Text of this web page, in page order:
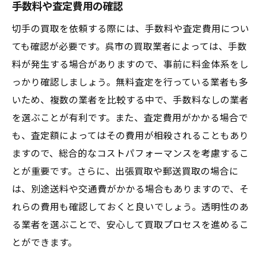
手数料や査定費用の確認
切手の買取を依頼する際には、手数料や査定費用につい
ても確認が必要です。呉市の買取業者によっては、手数
料が発生する場合がありますので、事前に料金体系をし
っかり確認しましょう。無料査定を行っている業者も多
いため、複数の業者を比較する中で、手数料なしの業者
を選ぶことが有利です。また、査定費用がかかる場合で
も、査定額によってはその費用が相殺されることもあり
ますので、総合的なコストパフォーマンスを考慮するこ
とが重要です。さらに、出張買取や郵送買取の場合に
は、別途送料や交通費がかかる場合もありますので、そ
れらの費用も確認しておくと良いでしょう。透明性のあ
る業者を選ぶことで、安心して買取プロセスを進めるこ
とができます。